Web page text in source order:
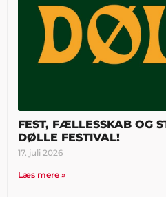
FEST, FÆLLESSKAB OG
DØLLE FESTIVAL!
17. juli 2026
Læs mere »